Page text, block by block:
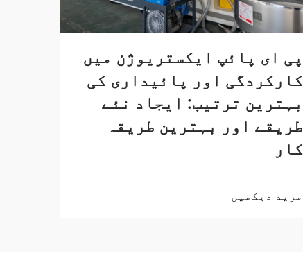
پی ای پائپ ایکستریوژن میں
کارکردگی اور پائیداری کی
بہترین ترتیب: ایجاد نئے
طریقے اور بہترین طریقہ
کار
مزید دیکھیں